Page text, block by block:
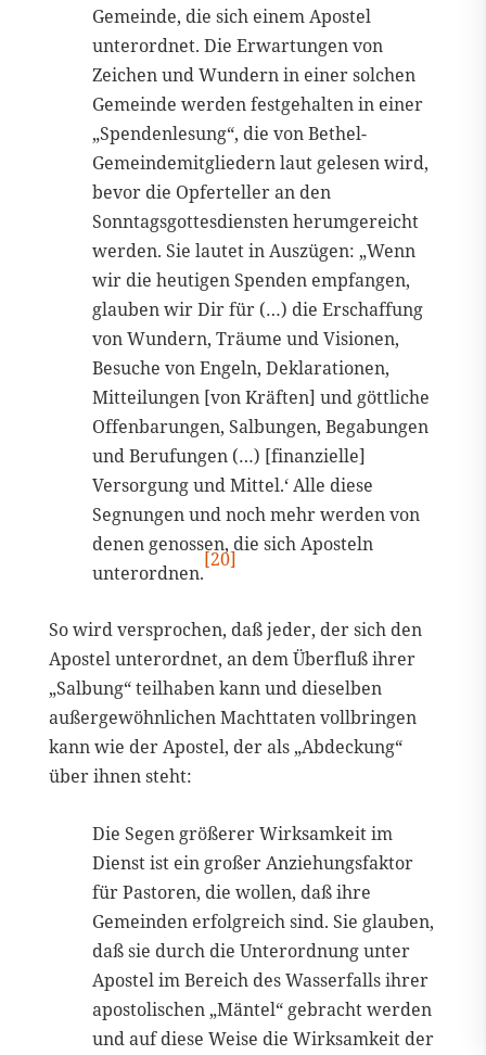
Gemeinde, die sich einem Apostel
unterordnet. Die Erwartungen von
Zeichen und Wundern in einer solchen
Gemeinde werden festgehalten in einer
„Spendenlesung“, die von Bethel-
Gemeindemitgliedern laut gelesen wird,
bevor die Opferteller an den
Sonntagsgottesdiensten herumgereicht
werden. Sie lautet in Auszügen: „Wenn
wir die heutigen Spenden empfangen,
glauben wir Dir für (…) die Erschaffung
von Wundern, Träume und Visionen,
Besuche von Engeln, Deklarationen,
Mitteilungen [von Kräften] und göttliche
Offenbarungen, Salbungen, Begabungen
und Berufungen (…) [finanzielle]
Versorgung und Mittel.‘ Alle diese
Segnungen und noch mehr werden von
denen genossen, die sich Aposteln
unterordnen.
[20]
So wird versprochen, daß jeder, der sich den
Apostel unterordnet, an dem Überfluß ihrer
„Salbung“ teilhaben kann und dieselben
außergewöhnlichen Machttaten vollbringen
kann wie der Apostel, der als „Abdeckung“
über ihnen steht:
Die Segen größerer Wirksamkeit im
Dienst ist ein großer Anziehungsfaktor
für Pastoren, die wollen, daß ihre
Gemeinden erfolgreich sind. Sie glauben,
daß sie durch die Unterordnung unter
Apostel im Bereich des Wasserfalls ihrer
apostolischen „Mäntel“ gebracht werden
und auf diese Weise die Wirksamkeit der